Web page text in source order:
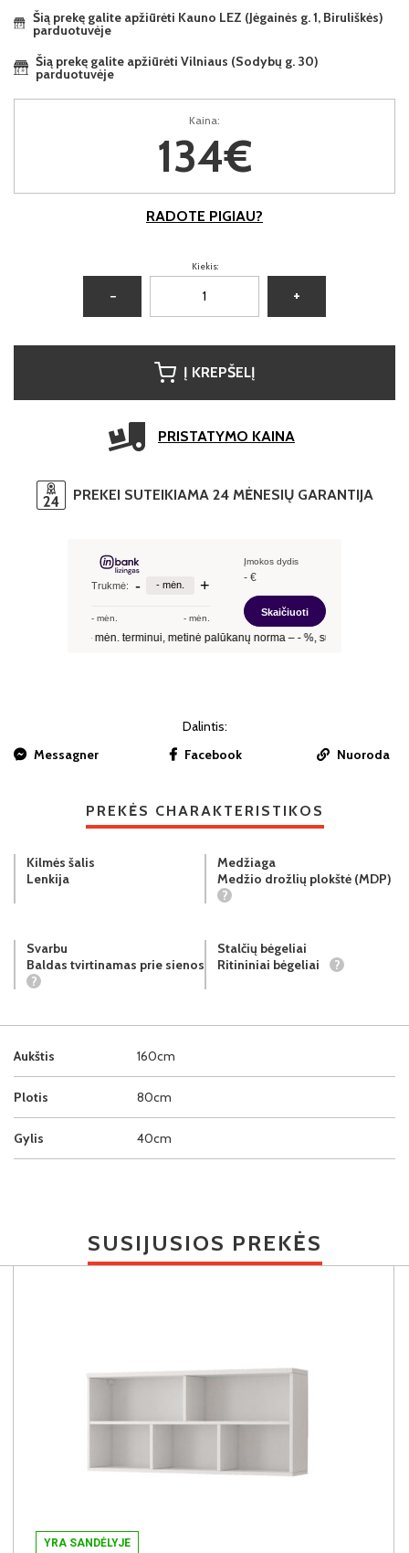
Šią prekę galite apžiūrėti Kauno LEZ (Jėgainės g. 1, Biruliškės)
parduotuvėje
Šią prekę galite apžiūrėti Vilniaus (Sodybų g. 30)
parduotuvėje
Kaina:
134€
RADOTE PIGIAU?
Kiekis:
− +
Į KREPŠELĮ
PRISTATYMO KAINA
PREKEI SUTEIKIAMA 24 MĖNESIŲ GARANTIJA
Dalintis:
Messagner
Facebook Nuoroda
PREKĖS CHARAKTERISTIKOS
Aukštis 160cm
Plotis 80cm
Gylis 40cm
Kilmės šalis
Lenkija
Medžiaga
Medžio drožlių plokštė (MDP)
?
Svarbu
Baldas tvirtinamas prie sienos
?
Stalčių bėgeliai
Ritininiai bėgeliai
?
SUSIJUSIOS PREKĖS
YRA SANDĖLYJE